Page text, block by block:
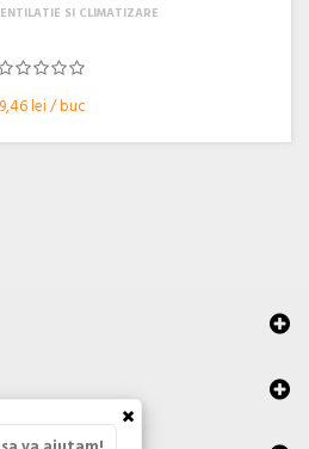
9,46 lei / buc
SI CLIMATIZARE
×